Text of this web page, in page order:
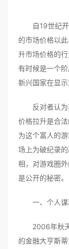
自19世纪开
的市场价格以
升市场价格的
有时候是一个
新兴国家在显示
反对者认为
价格拉升是合
为这个富人的
场上为破纪录
相，对游戏圈
是公开的秘密。
一、个人谋
2006年秋天
的金融大亨斯